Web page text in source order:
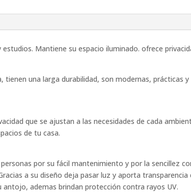
Mantiene su espacio iluminado. ofrece
una larga durabilidad, son modernas, prácticas
que se ajustan a las necesidades de cada
de tu casa.
por su fácil mantenimiento y por la sencillez
a su diseño deja pasar luz y aporta transparencia
ademas brindan protección contra rayos UV.